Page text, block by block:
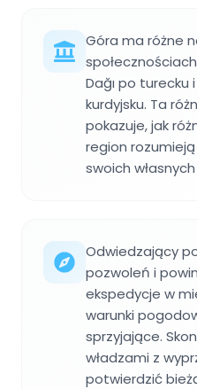
Góra ma różne
Dağı po turecku
kurdyjsku. Ta
pokazuje, jak
region
swoich
Odwiedzający
pozwoleń i
ekspedycje w
warunki
sprzyjające.
władzami z
potwierdzić